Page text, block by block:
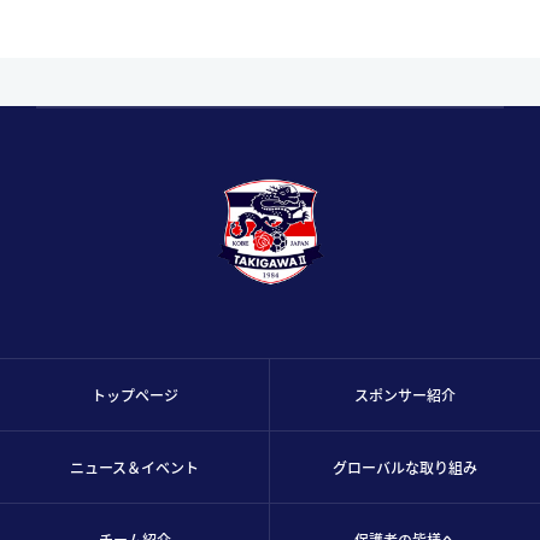
トップページ
ニュース＆イベント
スポンサー紹介
グローバルな取り組み